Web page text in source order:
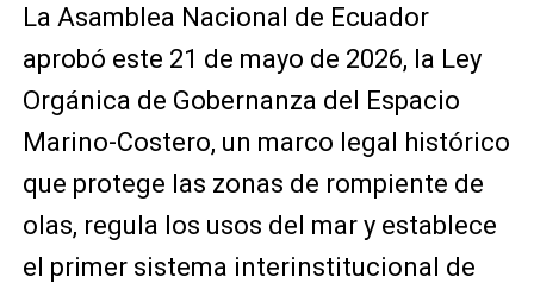
La Asamblea Nacional de Ecuador
aprobó este 21 de mayo de 2026, la Ley
Orgánica de Gobernanza del Espacio
Marino-Costero, un marco legal histórico
que protege las zonas de rompiente de
olas, regula los usos del mar y establece
el primer sistema interinstitucional de